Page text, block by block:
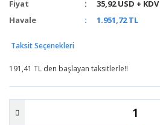
Fiyat
35,92 USD + KDV
Havale
1.951,72 TL
Taksit Seçenekleri
191,41 TL den başlayan taksitlerle!!